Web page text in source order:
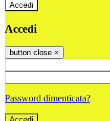
Accedi
Accedi
button close ×
Password dimenticata?